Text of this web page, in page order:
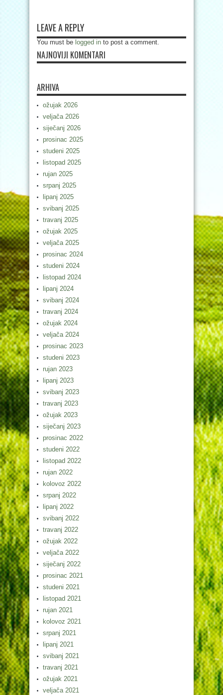
LEAVE A REPLY
You must be logged in to post a comment.
NAJNOVIJI KOMENTARI
ARHIVA
ožujak 2026
veljača 2026
siječanj 2026
prosinac 2025
studeni 2025
listopad 2025
rujan 2025
srpanj 2025
lipanj 2025
svibanj 2025
travanj 2025
ožujak 2025
veljača 2025
prosinac 2024
studeni 2024
listopad 2024
lipanj 2024
svibanj 2024
travanj 2024
ožujak 2024
veljača 2024
prosinac 2023
studeni 2023
rujan 2023
lipanj 2023
svibanj 2023
travanj 2023
ožujak 2023
siječanj 2023
prosinac 2022
studeni 2022
listopad 2022
rujan 2022
kolovoz 2022
srpanj 2022
lipanj 2022
svibanj 2022
travanj 2022
ožujak 2022
veljača 2022
siječanj 2022
prosinac 2021
studeni 2021
listopad 2021
rujan 2021
kolovoz 2021
srpanj 2021
lipanj 2021
svibanj 2021
travanj 2021
ožujak 2021
veljača 2021